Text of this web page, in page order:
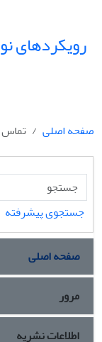
رویکردهای
صفحه اصلی تماس
جستجوی پیشرفته
صفحه اصلی
مرور
اطلاعات نشریه